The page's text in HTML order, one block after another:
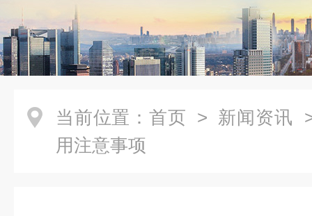
当前位置： 首页 > 新闻资讯
用注意事项